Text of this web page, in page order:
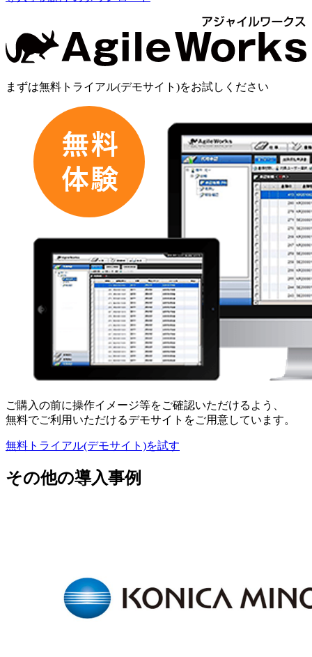
まずは無料トライアル(デモサイト)をお試しください
ご購入の前に操作イメージ等をご確認いただけるよう、
無料でご利用いただけるデモサイトをご用意しています。
無料トライアル(デモサイト)を試す
その他の導入事例